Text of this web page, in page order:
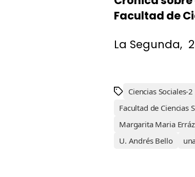
Facultad de
La Segunda,
Ciencias Sociales-2
Facultad de Ciencias
Margarita Maria
U. Andrés Bello